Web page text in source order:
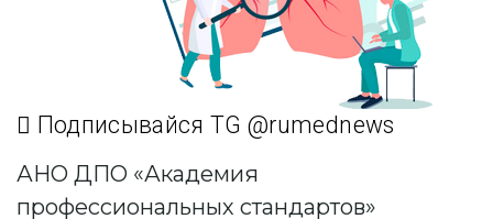
Подписывайся TG @rumednews
АНО ДПО «Академия
профессиональных стандартов»